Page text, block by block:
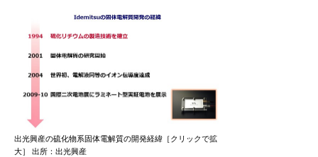
出光興産の硫化物系固体電解質の開発経緯［クリックで拡
大］ 出所：出光興産